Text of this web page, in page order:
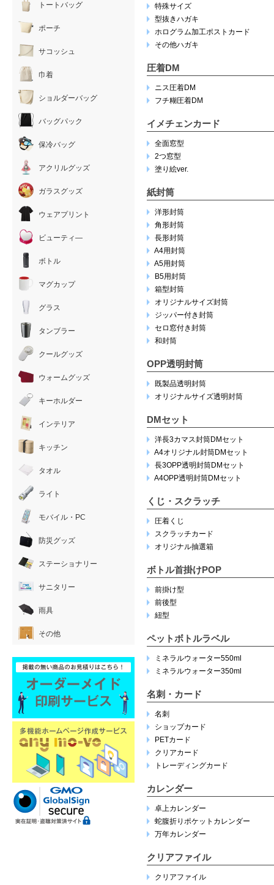
特殊サイズ
型抜きハガキ
ホログラム加工ポストカード
その他ハガキ
圧着DM
ニス圧着DM
フチ糊圧着DM
イメチェンカード
全面窓型
2つ窓型
塗り絵ver.
紙封筒
洋形封筒
角形封筒
長形封筒
A4用封筒
A5用封筒
B5用封筒
箱型封筒
オリジナルサイズ封筒
ジッパー付き封筒
セロ窓付き封筒
和封筒
OPP透明封筒
既製品透明封筒
オリジナルサイズ透明封筒
DMセット
洋長3カマス封筒DMセット
A4オリジナル封筒DMセット
長3OPP透明封筒DMセット
A4OPP透明封筒DMセット
くじ・スクラッチ
圧着くじ
スクラッチカード
オリジナル抽選箱
ボトル首掛けPOP
前掛け型
前後型
紐型
ペットボトルラベル
ミネラルウォーター550ml
ミネラルウォーター350ml
名刺・カード
名刺
ショップカード
PETカード
クリアカード
トレーディングカード
カレンダー
卓上カレンダー
蛇腹折りポケットカレンダー
万年カレンダー
クリアファイル
クリアファイル
トートバッグ
ポーチ
サコッシュ
巾着
ショルダーバッグ
バッグパック
保冷バッグ
アクリルグッズ
ガラスグッズ
ウェアプリント
ビューティ―
ボトル
マグカップ
グラス
タンブラー
クールグッズ
ウォームグッズ
キーホルダー
インテリア
キッチン
タオル
ライト
モバイル・PC
防災グッズ
ステーショナリー
サニタリー
雨具
その他